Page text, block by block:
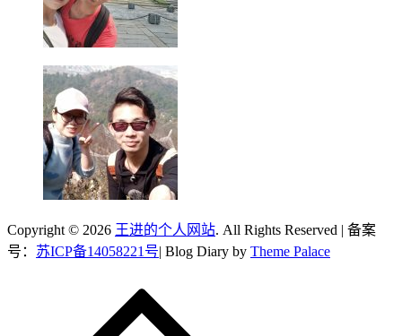
Copyright © 2026 王进的个人网站. All Rights Reserved | 备案
号： 苏ICP备14058221号 | Blog Diary by Theme Palace